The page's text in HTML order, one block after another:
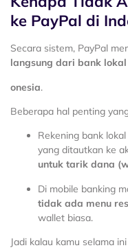
ke PayPal di
Secara sistem, PayPal
langsung dari bank lokal
onesia.
Beberapa hal penting
Rekening bank
yang ditautkan ke
untuk tarik dana
Di mobile banking
tidak ada menu
wallet biasa.
Jadi kalau kamu selama